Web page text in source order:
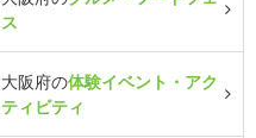
ス
大阪府の体験イベント・アク
ティビティ